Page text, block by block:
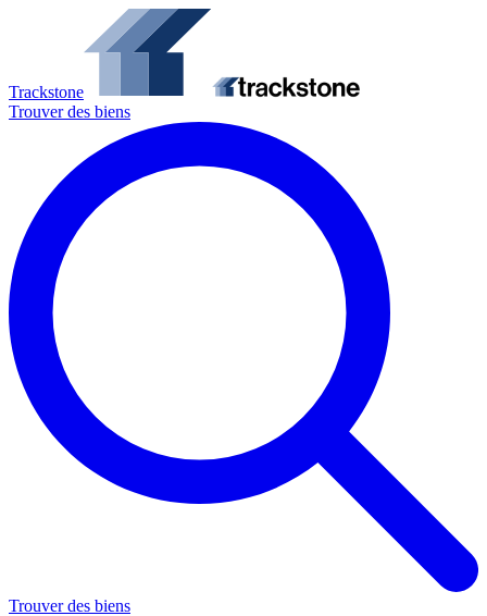
Trackstone
Trouver des biens
Trouver des biens